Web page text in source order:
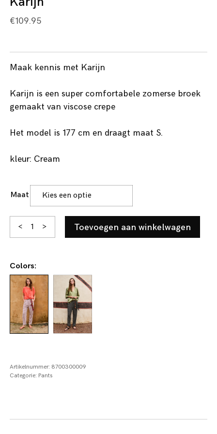
€109.95
Maak kennis met Karijn
Karijn is een super comfortabele zomerse broek
gemaakt van viscose crepe
Het model is 177 cm en draagt maat S.
kleur: Cream
Maat
<
Karijn
aantal
> Toevoegen aan winkelwagen
Colors:
Artikelnummer: 8700300009
Categorie: Pants